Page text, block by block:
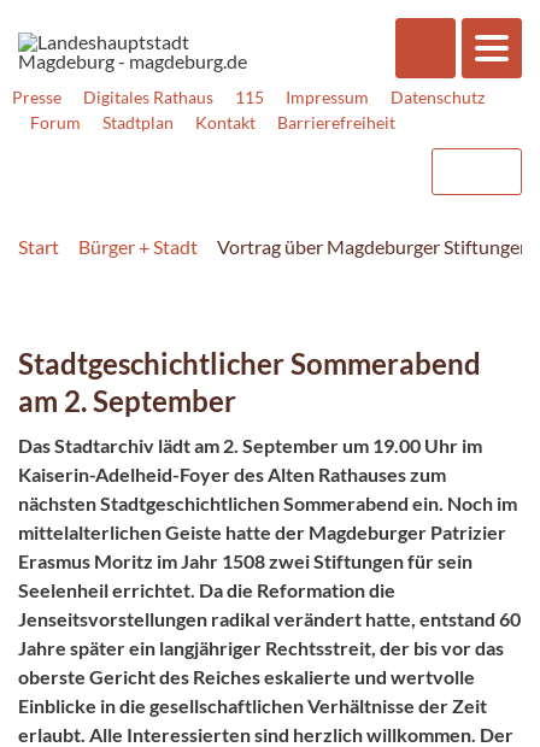
Presse Digitales Rathaus 115 Impressum
Datenschutz
Forum
Stadtplan Kontakt Barrierefreiheit
Start Bürger + Stadt Vortrag über Magdeburger
Stadtgeschichtlicher Sommerabend
am 2. September
Das Stadtarchiv lädt am 2. September um 19.00 Uhr im
Kaiserin-Adelheid-Foyer des Alten Rathauses zum
nächsten Stadtgeschichtlichen Sommerabend ein. Noch im
mittelalterlichen Geiste hatte der Magdeburger Patrizier
Erasmus Moritz im Jahr 1508 zwei Stiftungen für sein
Seelenheil errichtet. Da die Reformation die
Jenseitsvorstellungen radikal verändert hatte, entstand 60
Jahre später ein langjähriger Rechtsstreit, der bis vor das
oberste Gericht des Reiches eskalierte und wertvolle
Einblicke in die gesellschaftlichen Verhältnisse der Zeit
erlaubt. Alle Interessierten sind herzlich willkommen. Der